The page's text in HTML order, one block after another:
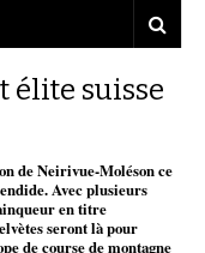
élite suisse
de Neirivue-Moléson ce
Avec plusieurs
en titre
seront là pour
de course de montagne